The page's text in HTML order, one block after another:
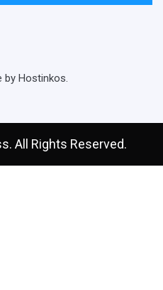
by Hostinkos.
All Rights Reserved.